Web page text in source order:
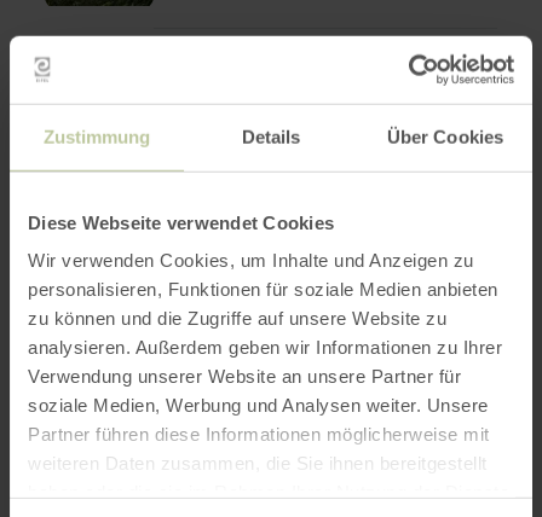
Zustimmung Details Über Cookies
Diese Webseite verwendet Cookies
Wir verwenden Cookies, um Inhalte und Anzeigen zu
personalisieren, Funktionen für soziale Medien anbieten
zu können und die Zugriffe auf unsere Website zu
analysieren. Außerdem geben wir Informationen zu Ihrer
Verwendung unserer Website an unsere Partner für
soziale Medien, Werbung und Analysen weiter. Unsere
Partner führen diese Informationen möglicherweise mit
weiteren Daten zusammen, die Sie ihnen bereitgestellt
Rund um Kreuzau [82]
Kreuzau
Durée
2:30 h
Vous suivez le numéro 82.
en
savoir
:
um
savoir